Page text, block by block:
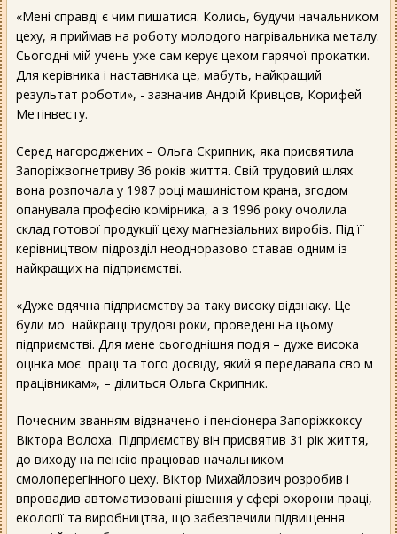
«Мені справді є чим пишатися. Колись, будучи начальником
цеху, я приймав на роботу молодого нагрівальника металу.
Сьогодні мій учень уже сам керує цехом гарячої прокатки.
Для керівника і наставника це, мабуть, найкращий
результат роботи», - зазначив Андрій Кривцов, Корифей
Метінвесту.
Серед нагороджених – Ольга Скрипник, яка присвятила
Запоріжвогнетриву 36 років життя. Свій трудовий шлях
вона розпочала у 1987 році машиністом крана, згодом
опанувала професію комірника, а з 1996 року очолила
склад готової продукції цеху магнезіальних виробів. Під її
керівництвом підрозділ неодноразово ставав одним із
найкращих на підприємстві.
«Дуже вдячна підприємству за таку високу відзнаку. Це
були мої найкращі трудові роки, проведені на цьому
підприємстві. Для мене сьогоднішня подія – дуже висока
оцінка моєї праці та того досвіду, який я передавала своїм
працівникам», – ділиться Ольга Скрипник.
Почесним званням відзначено і пенсіонера Запоріжкоксу
Віктора Волоха. Підприємству він присвятив 31 рік життя,
до виходу на пенсію працював начальником
смолоперегінного цеху. Віктор Михайлович розробив і
впровадив автоматизовані рішення у сфері охорони праці,
екології та виробництва, що забезпечили підвищення